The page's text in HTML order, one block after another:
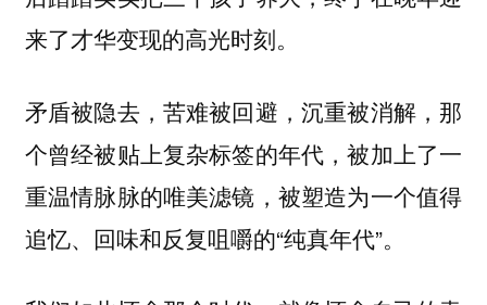
来了才华变现的高光时刻。
矛盾被隐去，苦难被回避，沉重被消解，那
个曾经被贴上复杂标签的年代，被加上了一
重温情脉脉的唯美滤镜，被塑造为一个值得
追忆、回味和反复咀嚼的“纯真年代”。